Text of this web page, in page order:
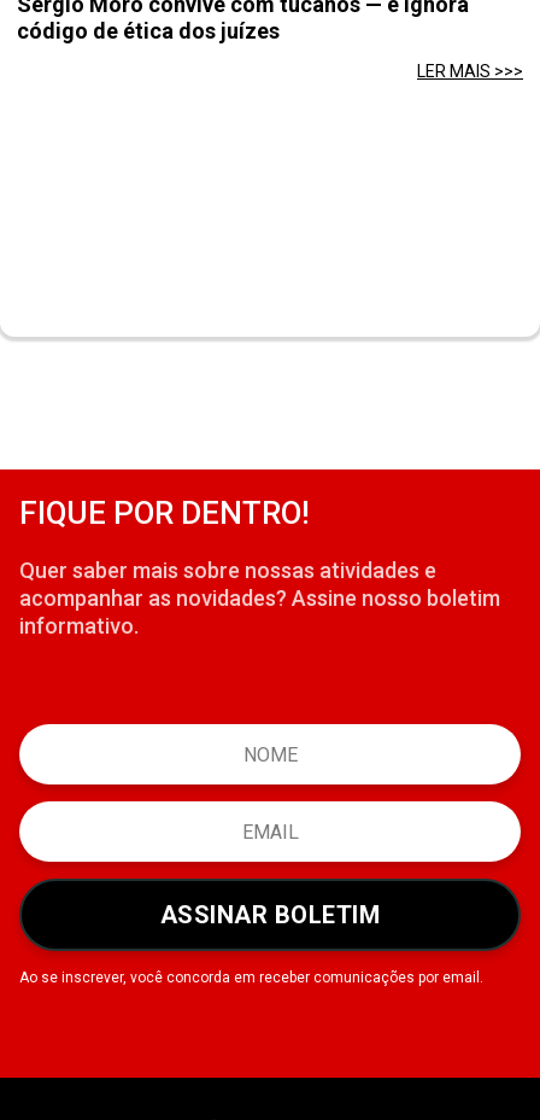
código de ética dos juízes
LER MAIS >>>
FIQUE POR DENTRO!
Quer saber mais sobre nossas atividades e
acompanhar as novidades? Assine nosso boletim
informativo.
ASSINAR BOLETIM
Ao se inscrever, você concorda em receber comunicações por email.